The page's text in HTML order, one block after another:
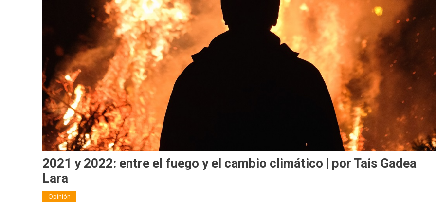
2021 y 2022: entre el fuego y el cambio climático | por Tais Gadea
Lara
Opinión